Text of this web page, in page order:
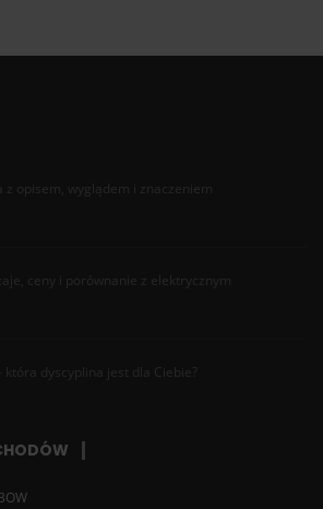
z opisem, wyglądem i znaczeniem
ceny i porównanie z elektrycznym
dyscyplina jest dla Ciebie?